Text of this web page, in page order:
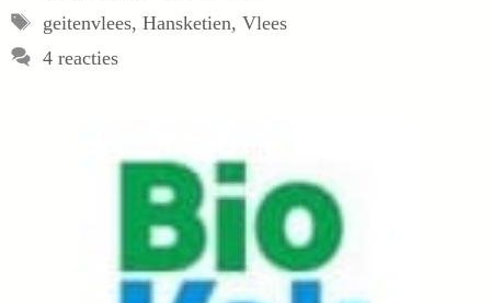
Tags
geitenvlees, Hansketien, Vlees
4 reacties